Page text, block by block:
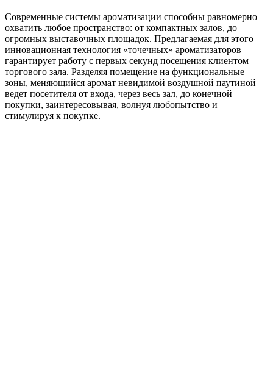
Современные системы ароматизации способны равномерно
охватить любое пространство: от компактных залов, до
огромных выставочных площадок. Предлагаемая для этого
инновационная технология «точечных» ароматизаторов
гарантирует работу с первых секунд посещения клиентом
торгового зала. Разделяя помещение на функциональные
зоны, меняющийся аромат невидимой воздушной паутиной
ведет посетителя от входа, через весь зал, до конечной
покупки, заинтересовывая, волнуя любопытство и
стимулируя к покупке.